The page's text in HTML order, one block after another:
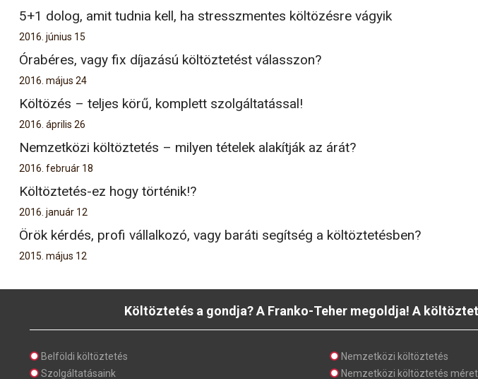
5+1 dolog, amit tudnia kell, ha stresszmentes költözésre vágyik
2016. június 15
Órabéres, vagy fix díjazású költöztetést válasszon?
2016. május 24
Költözés – teljes körű, komplett szolgáltatással!
2016. április 26
Nemzetközi költöztetés – milyen tételek alakítják az árát?
2016. február 18
Költöztetés-ez hogy történik!?
2016. január 12
Örök kérdés, profi vállalkozó, vagy baráti segítség a költöztetésben?
2015. május 12
Költöztetés a gondja? A Franko-Teher megoldja! A
Belföldi költöztetés
Szolgáltatásaink
Nemzetközi költöztetés
Nemzetközi költöztetés